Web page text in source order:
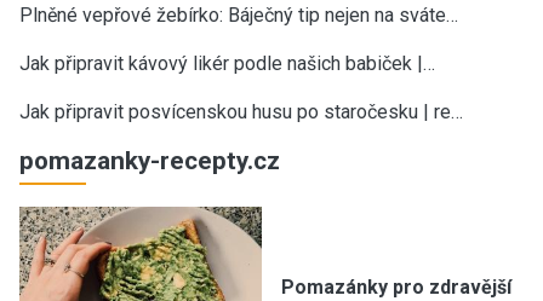
Plněné vepřové žebírko: Báječný tip nejen na sváte…
Jak připravit kávový likér podle našich babiček |…
Jak připravit posvícenskou husu po staročesku | re…
pomazanky-recepty.cz
Pomazánky pro zdravější